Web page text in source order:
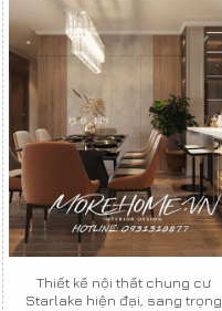
Thiết kế nội thất chung cư
Starlake hiện đại, sang trọng